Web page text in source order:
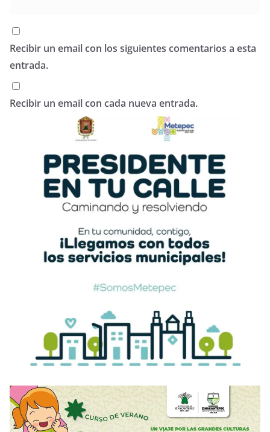
Recibir un email con los siguientes comentarios a esta
entrada.
Recibir un email con cada nueva entrada.